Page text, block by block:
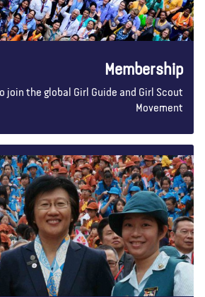
Membership
to join the global Girl Guide and Girl Scout
Movement